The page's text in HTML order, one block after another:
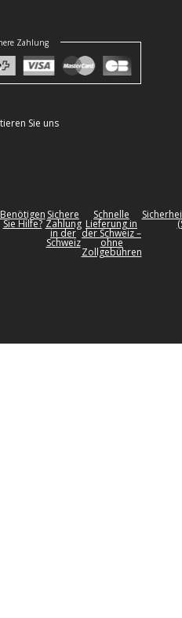
Zahlung
Sie uns
Benötigen
Sie Hilfe?
Sichere
Zahlung
in der
Schweiz
Schnelle
Lieferung in
der Schweiz –
ohne
Zollgebühren